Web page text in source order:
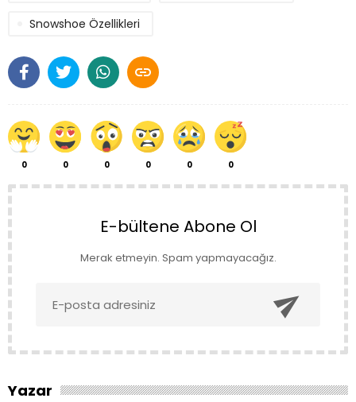

0 0 0 0 0 0
Snowshoe Özellikleri
E-bültene Abone Ol
Merak etmeyin. Spam yapmayacağız.

Yazar